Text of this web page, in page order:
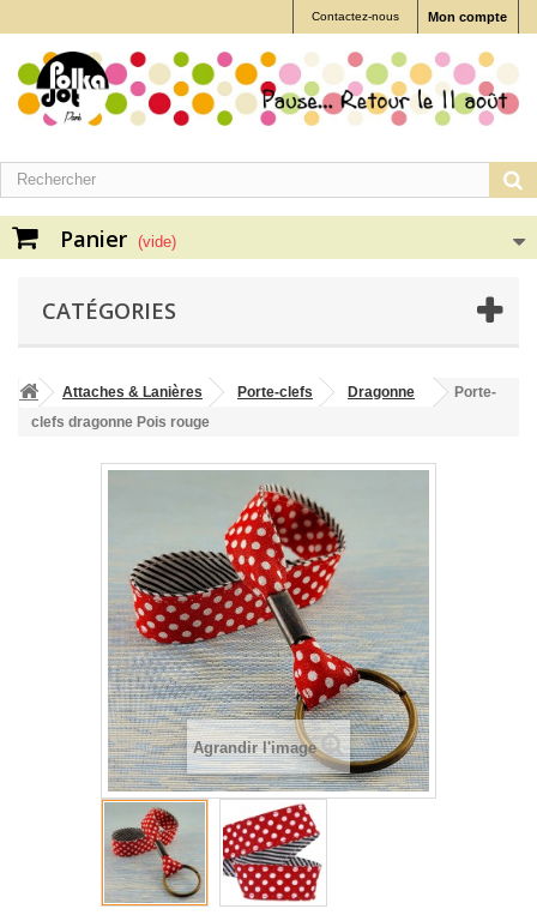
Mon compte
Contactez-nous
Panier (vide)
CATÉGORIES
Attaches & Lanières Porte-clefs Dragonne
Porte-
clefs dragonne Pois rouge
Agrandir l'image